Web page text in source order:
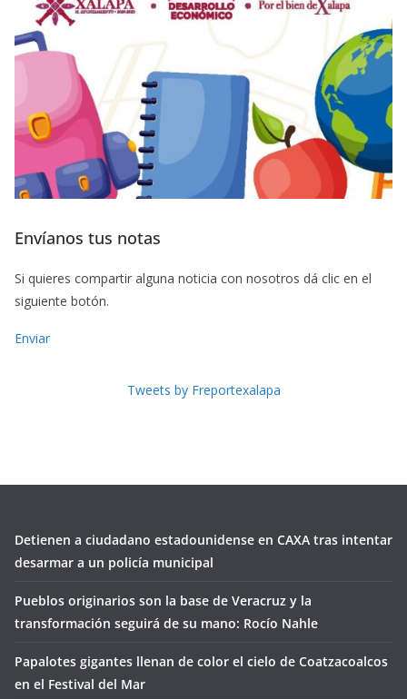
Envíanos tus notas
Si quieres compartir alguna noticia con nosotros dá clic en el
siguiente botón.
Enviar
Tweets by Freportexalapa
Detienen a ciudadano estadounidense en CAXA tras intentar
desarmar a un policía municipal
Pueblos originarios son la base de Veracruz y la
transformación seguirá de su mano: Rocío Nahle
Papalotes gigantes llenan de color el cielo de Coatzacoalcos
en el Festival del Mar